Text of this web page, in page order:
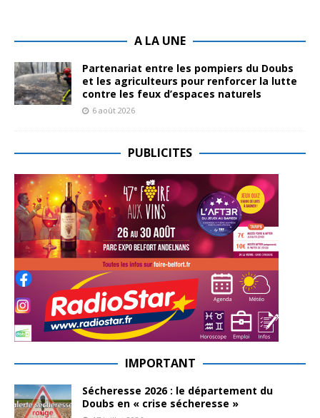
A LA UNE
Partenariat entre les pompiers du Doubs
et les agriculteurs pour renforcer la lutte
contre les feux d’espaces naturels
6 août 2026
PUBLICITES
IMPORTANT
Sécheresse 2026 : le département du
Doubs en « crise sécheresse »